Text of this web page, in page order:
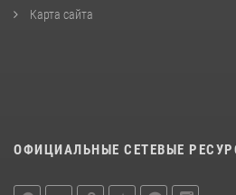
Карта сайта
ОФИЦИАЛЬНЫЕ СЕТЕВЫЕ